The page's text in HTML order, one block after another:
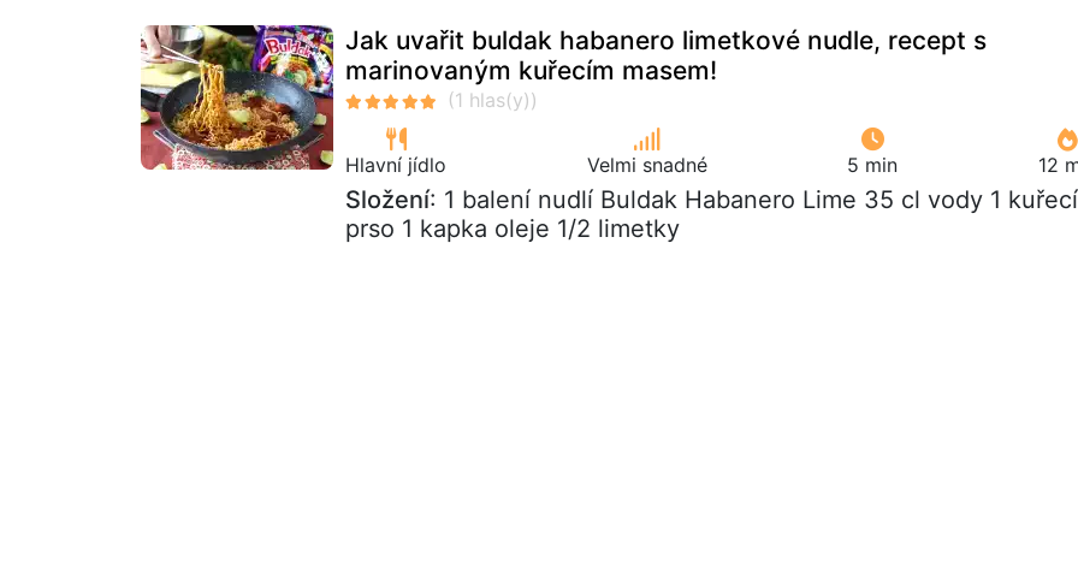
Jak uvařit buldak habanero limetkové nudle, recept s
marinovaným kuřecím masem!
Hlavní jídlo Velmi snadné 5 min 12
Složení: 1 balení nudlí Buldak Habanero Lime 35 cl vody 1 kuřecí
prso 1 kapka oleje 1/2 limetky